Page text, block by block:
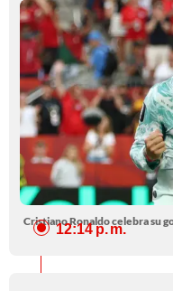
Cristiano Ronaldo celebra su
12:14 p. m.